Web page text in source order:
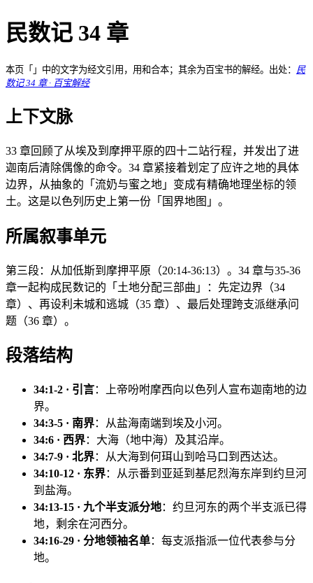
民数记 34 章
本页「」中的文字为经文引用，用和合本；其余为百宝书的解经。出处：
民
数记 34 章 · 百宝解经
上下文脉
33 章回顾了从埃及到摩押平原的四十二站行程，并发出了进
迦南后清除偶像的命令。34 章紧接着划定了应许之地的具体
边界，从抽象的「流奶与蜜之地」变成有精确地理坐标的领
土。这是以色列历史上第一份「国界地图」。
所属叙事单元
第三段：从加低斯到摩押平原（20:14-36:13）。34 章与35-36
章一起构成民数记的「土地分配三部曲」：先定边界（34
章）、再设利未城和逃城（35 章）、最后处理跨支派继承问
题（36 章）。
段落结构
34:1-2 · 引言：上帝吩咐摩西向以色列人宣布迦南地的边
界。
34:3-5 · 南界：从盐海南端到埃及小河。
34:6 · 西界：大海（地中海）及其沿岸。
34:7-9 · 北界：从大海到何珥山到哈马口到西达达。
34:10-12 · 东界：从示番到亚延到基尼烈海东岸到约旦河
到盐海。
34:13-15 · 九个半支派分地：约旦河东的两个半支派已得
地，剩余在河西分。
34:16-29 · 分地领袖名单：每支派指派一位代表参与分
地。